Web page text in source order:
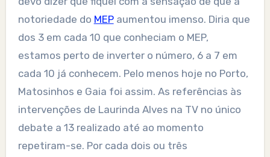
notoriedade do MEPaumentou imenso. Diria que
dos 3 em cada 10 que conheciam o MEP,
estamos perto de inverter o número, 6 a 7 em
cada 10 já conhecem. Pelo menos hoje no Porto,
Matosinhos e Gaia foi assim. As referências às
intervenções de Laurinda Alves na TV no único
debate a 13 realizado até ao momento
repetiram-se. Por cada dois ou três